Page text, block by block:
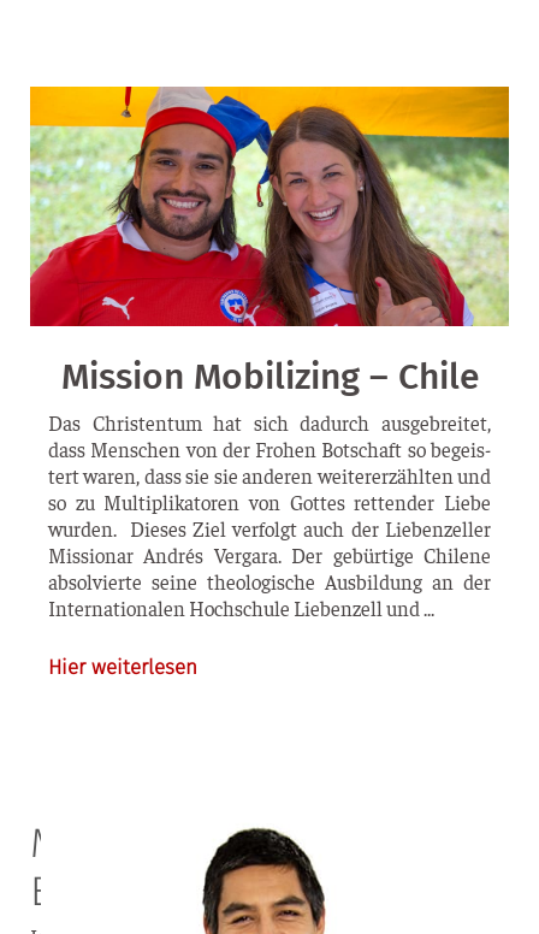
Mission Mobilizing – Chile
Das Chris­ten­tum hat sich dadurch aus­ge­brei­tet,
dass Men­schen von der Fro­hen Bot­schaft so begeis­
tert waren, dass sie sie ande­ren wei­ter­erzähl­ten und
so zu Mul­ti­pli­ka­to­ren von Got­tes ret­ten­der Lie­be
wur­den. Die­ses Ziel ver­folgt auch der Lie­ben­zel­ler
Mis­sio­nar Andrés Ver­ga­ra. Der gebür­ti­ge Chi­le­ne
absol­vier­te sei­ne theo­lo­gi­sche Aus­bil­dung an der
Inter­na­tio­na­len Hoch­schu­le Lie­ben­zell und
Hier weiterlesen
Mission in Chile – keine
Einbahnstraße